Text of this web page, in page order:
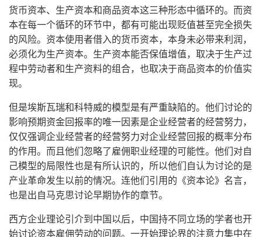
货币资本、生产资本和商品资本这三种形态中循环的。而资
本在每一个循环的环节中，都有可能出现贬值甚至完全损失
的风险。资本使用者借入的货币资本，本身未必带来利润，
必须化为生产资本。生产资本能否保值增值，取决于生产过
程中劳动者和生产资料的组合，也取决于商品资本的价值实
现。
但是埃斯瓦瑞和科特威的模型是有严重缺陷的。他们讨论的
影响预期资金回报率的唯一因素是企业经营者的经营努力，
仅仅强调企业经营者的经营努力对企业经营回报的概率分布
的作用。而且他们忽略了雇佣职业经理的可能性。他们对自
己模型的局限性也是有所认识的，所以他们自认为讨论的是
产业革命发生以前的情况。连他们引用的《资本论》名言，
也是出自马克思讨论早期协作的章节。
西方企业理论引介到中国以后，中国持不同立场的学者也开
始讨论资本雇佣劳动的问题。一开始理论界的注意力集中在